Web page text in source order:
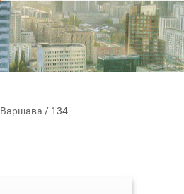
Варшава / 134